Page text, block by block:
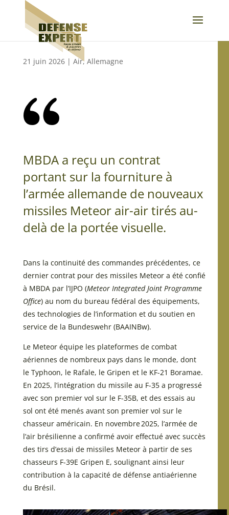
21 juin 2026| Air, Allemagne
MBDA a reçu un contrat
portant sur la fourniture à
l’armée allemande de nouveaux
missiles Meteor air-air tirés au-
delà de la portée visuelle.
Dans la continuité des commandes précédentes, ce
dernier contrat pour des missiles Meteor a été confié
à MBDA par l’IJPO (Meteor Integrated Joint Programme
Office) au nom du bureau fédéral des équipements,
des technologies de l’information et du soutien en
service de la Bundeswehr (BAAINBw).
Le Meteor équipe les plateformes de combat
aériennes de nombreux pays dans le monde, dont
le Typhoon, le Rafale, le Gripen et le KF-21 Boramae.
En 2025, l’intégration du missile au F-35 a progressé
avec son premier vol sur le F-35B, et des essais au
sol ont été menés avant son premier vol sur le
chasseur américain. En novembre 2025, l’armée de
l’air brésilienne a confirmé avoir effectué avec succès
des tirs d’essai de missiles Meteor à partir de ses
chasseurs F-39E Gripen E, soulignant ainsi leur
contribution à la capacité de défense antiaérienne
du Brésil.